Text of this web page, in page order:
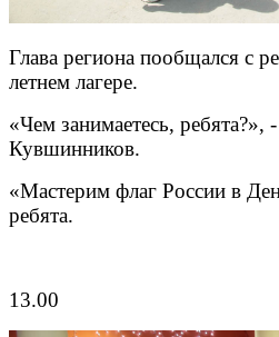
Глава региона пообщался с
летнем лагере.
«Чем занимаетесь, ребята?»,
Кувшинников.
«Мастерим флаг России в
ребята.
13.00